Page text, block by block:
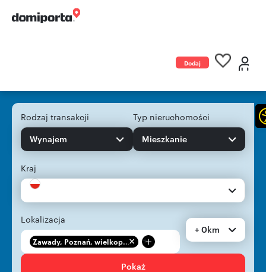
Dodaj
Rodzaj transakcji
Wynajem
Typ nieruchomości
Mieszkanie
Kraj
Lokalizacja
Zawady, Poznań, wielkop... +
+ 0km
Pokaż